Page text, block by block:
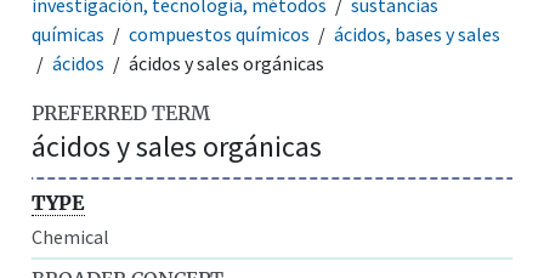
químicas
compuestos químicos
ácidos, bases y sales
ácidos
ácidos y sales orgánicas
PREFERRED TERM
ácidos y sales orgánicas
TYPE
Chemical